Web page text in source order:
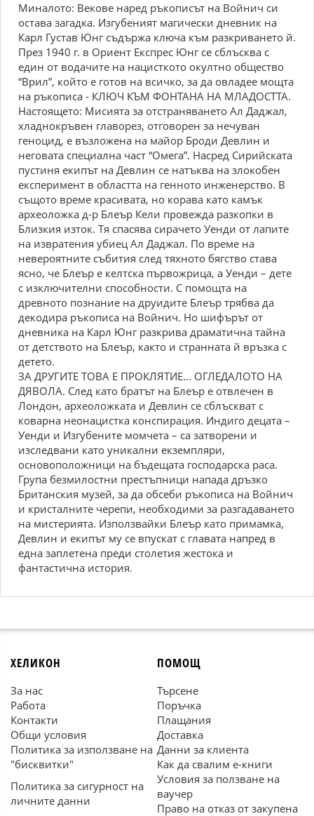
Миналото: Векове наред ръкописът на Войнич си
остава загадка. Изгубеният магически дневник на
Карл Густав Юнг съдържа ключа към разкриването й.
През 1940 г. в Ориент Експрес Юнг се сблъсква с
един от водачите на нацисткото окултно общество
“Врил”, който е готов на всичко, за да овладее мощта
на ръкописа - КЛЮЧ КЪМ ФОНТАНА НА МЛАДОСТТА.
Настоящето: Мисията за отстраняването Ал Даджал,
хладнокръвен главорез, отговорен за нечуван
геноцид, е възложена на майор Броди Девлин и
неговата специална част “Омега”. Насред Сирийската
пустиня екипът на Девлин се натъква на злокобен
експеримент в областта на генното инженерство. В
същото време красивата, но корава като камък
археоложка д-р Блеър Кели провежда разкопки в
Близкия изток. Тя спасява сирачето Уенди от лапите
на извратения убиец Ал Даджал. По време на
невероятните събития след тяхното бягство става
ясно, че Блеър е келтска първожрица, а Уенди – дете
с изключителни способности. С помощта на
древното познание на друидите Блеър трябва да
декодира ръкописа на Войнич. Но шифърът от
дневника на Карл Юнг разкрива драматична тайна
от детството на Блеър, както и странната й връзка с
детето.
ЗА ДРУГИТЕ ТОВА Е ПРОКЛЯТИЕ... ОГЛЕДАЛОТО НА
ДЯВОЛА. След като братът на Блеър е отвлечен в
Лондон, археоложката и Девлин се сблъскват с
коварна неонацистка конспирация. Индиго децата –
Уенди и Изгубените момчета – са затворени и
изследвани като уникални екземпляри,
основоположници на бъдещата господарска раса.
Група безмилостни престъпници напада дръзко
Британския музей, за да обсеби ръкописа на Войнич
и кристалните черепи, необходими за разгадаването
на мистерията. Използвайки Блеър като примамка,
Девлин и екипът му се впускат с главата напред в
една заплетена преди столетия жестока и
фантастична история.
ХЕЛИКОН
За нас
Работа
Контакти
Общи условия
Политика за използване на
"бисквитки"
Политика за сигурност на
личните данни
ПОМОЩ
Търсене
Поръчка
Плащания
Доставка
Данни за клиента
Как да свалим е-книги
Условия за ползване на
ваучер
Право на отказ от закупена